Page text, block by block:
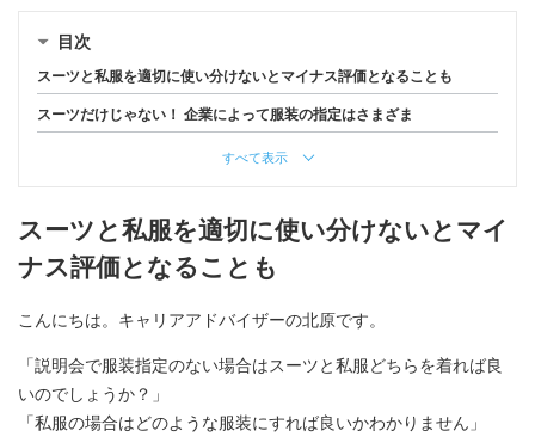
目次
スーツと私服を適切に使い分けないとマイナス評価となることも
スーツだけじゃない！ 企業によって服装の指定はさまざま
すべて表示
スーツと私服を適切に使い分けないとマイ
ナス評価となることも
こんにちは。キャリアアドバイザーの北原です。
「説明会で服装指定のない場合はスーツと私服どちらを着れば良
いのでしょうか？」
「私服の場合はどのような服装にすれば良いかわかりません」